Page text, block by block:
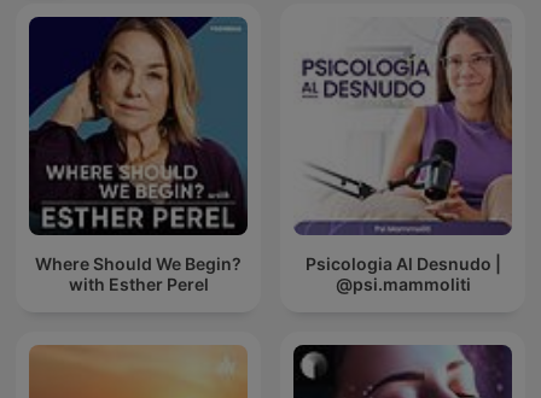
Where Should We Begin?
with Esther Perel
Psicologia Al Desnudo |
@psi.mammoliti